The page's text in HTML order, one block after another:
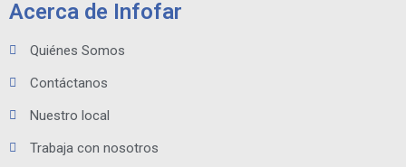
Acerca de Infofar
Quiénes Somos
Contáctanos
Nuestro local
Trabaja con nosotros